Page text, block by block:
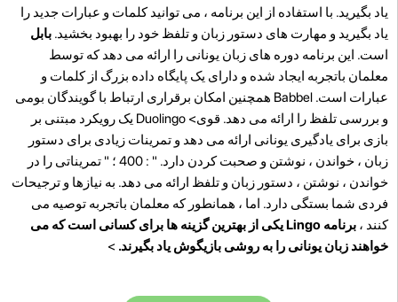
یاد بگیرید. با استفاده از این برنامه ، می توانید کلمات و عبارات جدید را
یاد بگیرید و مهارت های دستور زبان و تلفظ خود را بهبود بخشید. بابل
است. این برنامه دوره های زبان یونانی را ارائه می دهد که توسط
معلمان باتجربه ایجاد شده و دارای یک پایگاه داده بزرگ از کلمات و
عبارات است. Babbel همچنین امکان برقراری ارتباط با گویندگان بومی
و بررسی تلفظ را ارائه می دهد. قوی> Duolingo یک رویکرد مبتنی بر
بازی برای یادگیری یونانی ارائه می دهد و تمرینات زیادی برای دستور
زبان ، خواندن ، نوشتن و صحبت کردن دارد. " : 400 ؛ " تمریناتی را در
خواندن ، نوشتن ، دستور زبان و تلفظ ارائه می دهد. به نیازها و ترجیحات
فردی شما بستگی دارد. اما ، همانطور که معلمان باتجربه توصیه می
کنند ،
برنامه Lingo یکی از بهترین گزینه ها برای کسانی است که می
خواهند زبان یونانی را به روشی بازیگوش یاد بگیرند. >